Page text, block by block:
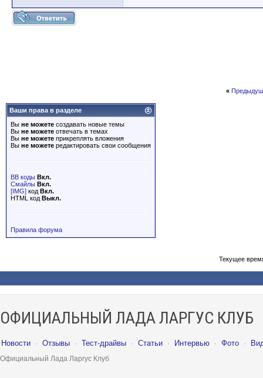
«
Ваши права в разделе
Вы не можете создавать новые темы
Вы не можете отвечать в темах
Вы не можете прикреплять вложения
Вы не можете редактировать свои сообщения
BB коды Вкл.
Смайлы Вкл.
[IMG] код Вкл.
HTML код Выкл.
Правила форума
Текущее
ОФИЦИАЛЬНЫЙ ЛАДА ЛАРГУС КЛУБ
Новости · Отзывы · Тест-драйвы · Статьи · Интервью · Фото ·
Официальный Лада Ларгус Клуб